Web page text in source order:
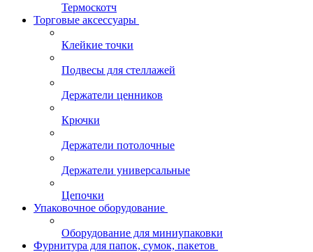
Термоскотч
Торговые аксессуары
Клейкие точки
Подвесы для стеллажей
Держатели ценников
Крючки
Держатели потолочные
Держатели универсальные
Цепочки
Упаковочное оборудование
Оборудование для миниупаковки
Фурнитура для папок, сумок, пакетов